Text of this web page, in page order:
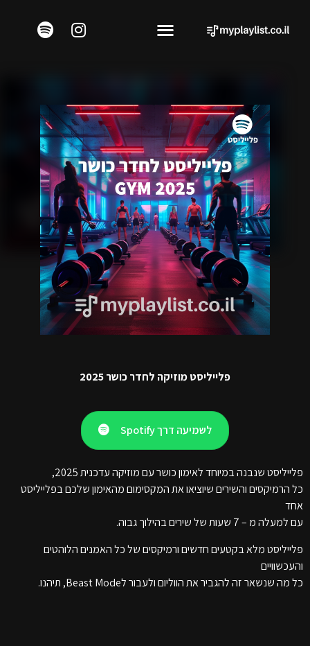
פלייליסט מוזיקה לחדר כושר 2025
לשמיעה דרך Spotify
פלייליסט שנבנה במיוחד לאימון כושר עם מוזיקה עדכנית 2025,
כל הרמיקסים והשירים שיוציאו את המקסימום מהאימון שלכם בפלייליסט
אחד
עם למעלה מ – 7 שעות של שירים בהילוך גבוה.
פלייליסט מלא בקטעים חדשים ורמיקסים של כל האמנים הלוהטים
והעכשוויים
כל מה שנשאר זה להגביר את הווליום ולעבור לBeast Mode, תיהנו.